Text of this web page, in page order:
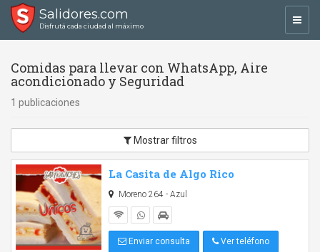
Salidores.com
Disfrutá cada ciudad al máximo
Comidas para llevar con WhatsApp, Aire
acondicionado y Seguridad
1 publicaciones
Mostrar filtros
La Casita de Algo Rico
Moreno 264 - Azul
Enviar consulta Ver teléfono